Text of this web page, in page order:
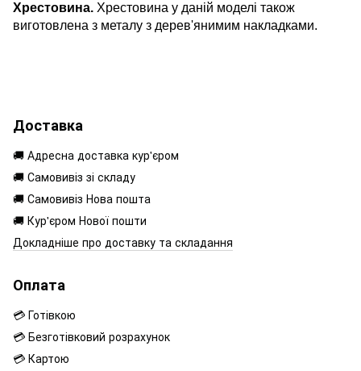
Хрестовина. Хрестовина у даній моделі також
виготовлена з металу з дерев'янимим накладками.
Доставка
🚚 Адресна доставка кур'єром
🚚 Самовивіз зі складу
🚚 Самовивіз Нова пошта
🚚 Кур'єром Нової пошти
Докладніше про доставку та складання
Оплата
💳 Готівкою
💳 Безготівковий розрахунок
💳 Картою